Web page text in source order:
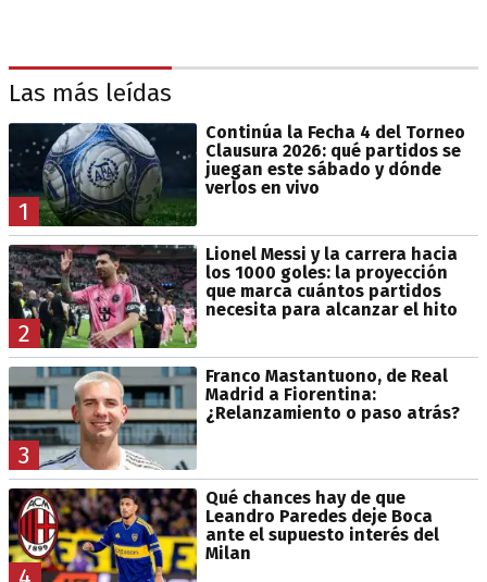
Las más leídas
1
Continúa la Fecha 4 del Torneo
Clausura 2026: qué partidos se
juegan este sábado y dónde
verlos en vivo
2
Lionel Messi y la carrera hacia
los 1000 goles: la proyección
que marca cuántos partidos
necesita para alcanzar el hito
3
Franco Mastantuono, de Real
Madrid a Fiorentina:
¿Relanzamiento o paso atrás?
Qué chances hay de que
Leandro Paredes deje Boca
ante el supuesto interés del
Milan